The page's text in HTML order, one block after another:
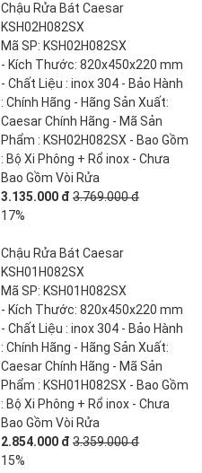
Chậu Rửa Bát Caesar
KSH02H082SX
Mã SP: KSH02H082SX
- Kích Thước: 820x450x220 mm
- Chất Liệu : inox 304 - Bảo Hành
: Chính Hãng - Hãng Sản Xuất:
Caesar Chính Hãng - Mã Sản
Phẩm : KSH02H082SX - Bao Gồm
: Bộ Xi Phông + Rổ inox - Chưa
Bao Gồm Vòi Rửa
3.135.000 đ 3.769.000 đ
17%
Chậu Rửa Bát Caesar
KSH01H082SX
Mã SP: KSH01H082SX
- Kích Thước: 820x450x220 mm
- Chất Liệu : inox 304 - Bảo Hành
: Chính Hãng - Hãng Sản Xuất:
Caesar Chính Hãng - Mã Sản
Phẩm : KSH01H082SX - Bao Gồm
: Bộ Xi Phông + Rổ inox - Chưa
Bao Gồm Vòi Rửa
2.854.000 đ 3.359.000 đ
15%